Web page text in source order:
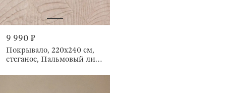
9 990 ₽
Покрывало, 220х240 см,
стеганое, Пальмовый лист,